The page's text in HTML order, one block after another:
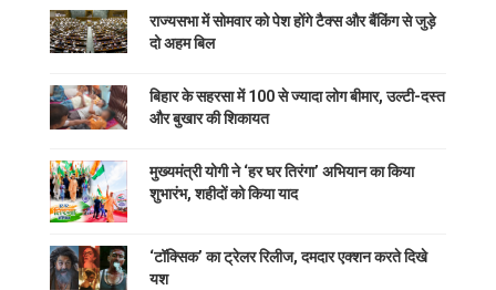
राज्यसभा में सोमवार को पेश होंगे टैक्स और बैंकिंग से जुड़े
दो अहम बिल
बिहार के सहरसा में 100 से ज्यादा लोग बीमार, उल्टी-दस्त
और बुखार की शिकायत
मुख्यमंत्री योगी ने ‘हर घर तिरंगा’ अभियान का किया
शुभारंभ, शहीदों को किया याद
‘टॉक्सिक’ का ट्रेलर रिलीज, दमदार एक्शन करते दिखे
यश